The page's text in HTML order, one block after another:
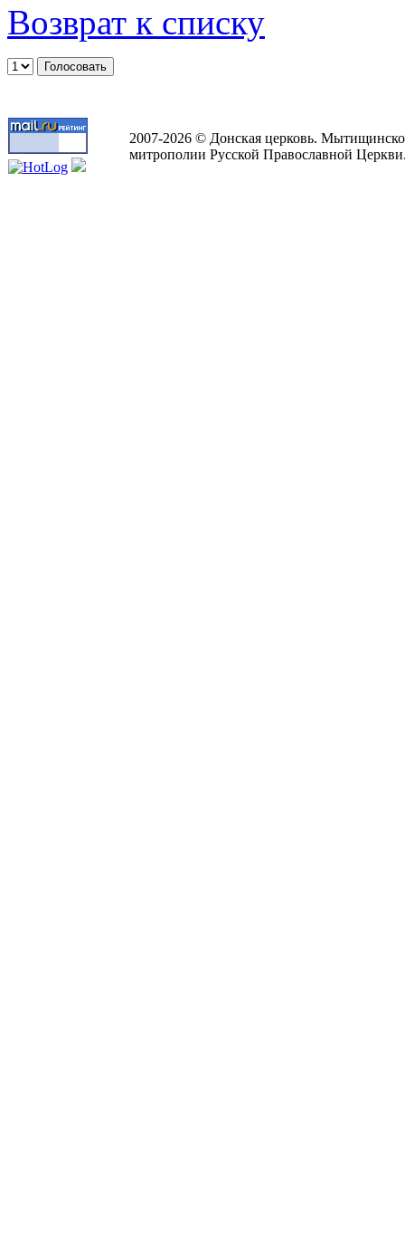
Возврат к списку
2007-2026 © Донская церковь.
митрополии Русской Православной